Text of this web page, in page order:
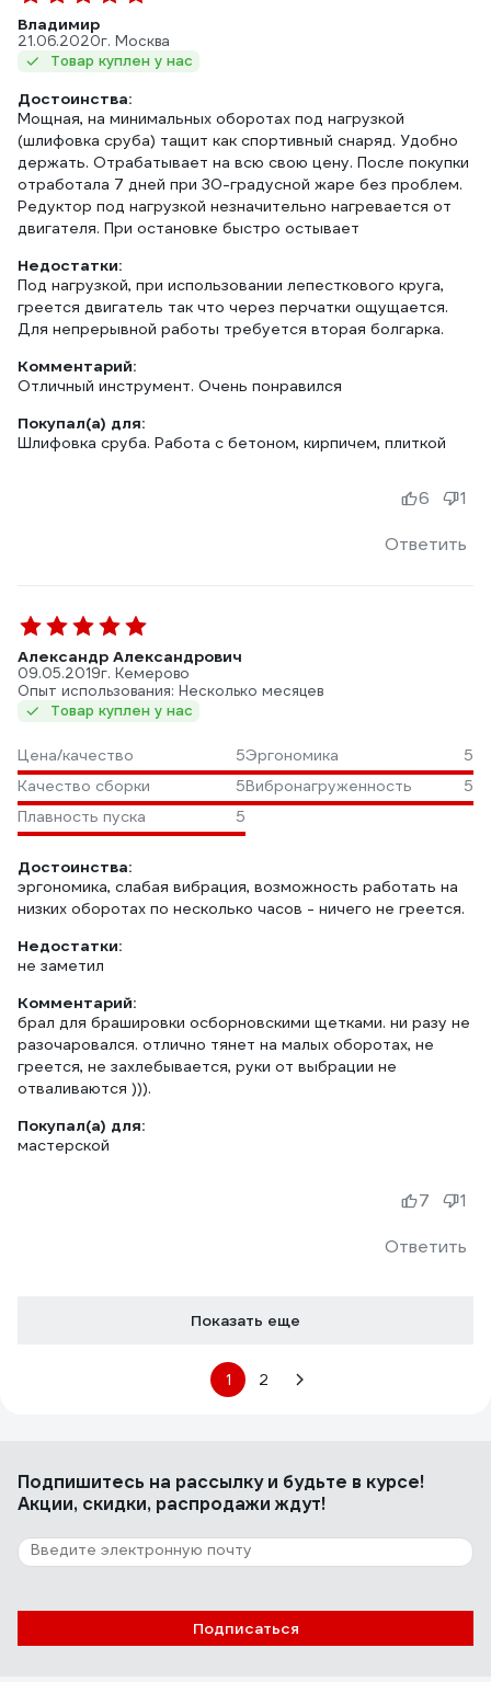
Владимир
21.06.2020г. Москва
Товар куплен у нас
Достоинства:
Мощная, на минимальных оборотах под нагрузкой
(шлифовка сруба) тащит как спортивный снаряд. Удобно
держать. Отрабатывает на всю свою цену. После покупки
отработала 7 дней при 30-градусной жаре без проблем.
Редуктор под нагрузкой незначительно нагревается от
двигателя. При остановке быстро остывает
Недостатки:
Под нагрузкой, при использовании лепесткового круга,
греется двигатель так что через перчатки ощущается.
Для непрерывной работы требуется вторая болгарка.
Комментарий:
Отличный инструмент. Очень понравился
Покупал(а) для:
Шлифовка сруба. Работа с бетоном, кирпичем, плиткой
Ответить
6 1
Александр Александрович
09.05.2019г. Кемерово
Опыт использования: Несколько месяцев
Товар куплен у нас
Цена/качество 5Эргономика
5
Качество сборки
5Вибронагруженность
5
Плавность пуска
5
Достоинства:
эргономика, слабая вибрация, возможность работать на
низких оборотах по несколько часов - ничего не греется.
Недостатки:
не заметил
Комментарий:
брал для брашировки осборновскими щетками. ни разу не
разочаровался. отлично тянет на малых оборотах, не
греется, не захлебывается, руки от выбрации не
отваливаются ))).
Покупал(а) для:
мастерской
Ответить
7 1
Показать еще
1 2
Подпишитесь на рассылкуи будьте в курсе!
Акции, скидки, распродажи ждут!
Подписаться